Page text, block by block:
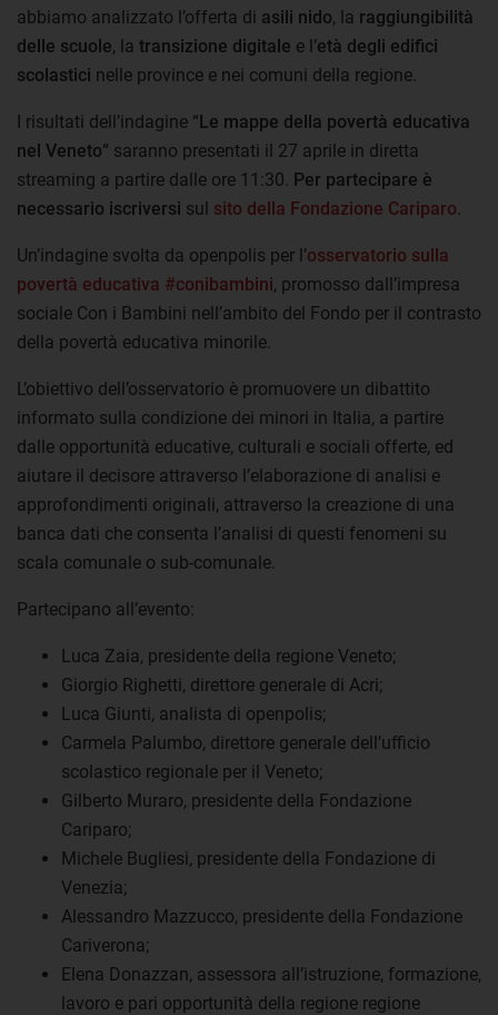
abbiamo analizzato l’offerta di asili nido, la raggiungibilità
delle scuole, la transizione digitale e l’età degli edifici
scolastici nelle province e nei comuni della regione.
I risultati dell’indagine “Le mappe della povertà educativa
nel Veneto“ saranno presentati il 27 aprile in diretta
streaming a partire dalle ore 11:30. Per partecipare è
necessario iscriversi sul sito della Fondazione Cariparo
Un’indagine svolta da openpolis per l’osservatorio sulla
povertà educativa #conibambini, promosso dall’impresa
sociale Con i Bambini nell’ambito del Fondo per il contrasto
della povertà educativa minorile.
L’obiettivo dell’osservatorio è promuovere un dibattito
informato sulla condizione dei minori in Italia, a partire
dalle opportunità educative, culturali e sociali offerte, ed
aiutare il decisore attraverso l’elaborazione di analisi e
approfondimenti originali, attraverso la creazione di una
banca dati che consenta l’analisi di questi fenomeni su
scala comunale o sub-comunale.
Partecipano all’evento:
Luca Zaia, presidente della regione Veneto;
Giorgio Righetti, direttore generale di Acri;
Luca Giunti, analista di openpolis;
Carmela Palumbo, direttore generale dell’ufficio
scolastico regionale per il Veneto;
Gilberto Muraro, presidente della Fondazione
Cariparo;
Michele Bugliesi, presidente della Fondazione di
Venezia;
Alessandro Mazzucco, presidente della Fondazione
Cariverona;
Elena Donazzan, assessora all’istruzione, formazione,
lavoro e pari opportunità della regione regione